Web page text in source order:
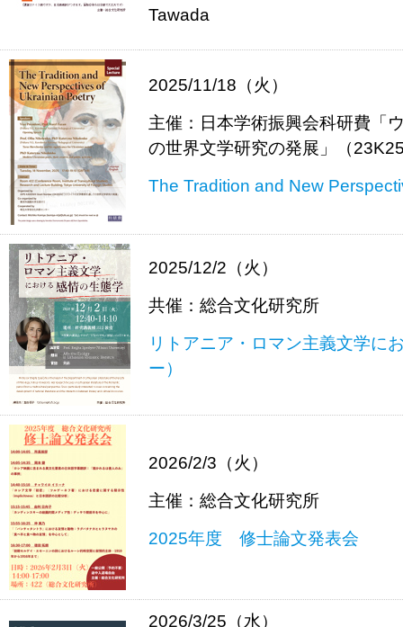
Tawada
2025/11/18（火）
主催：日本学術振興会科研費「
の世界文学研究の発展」（
The Tradition and New
2025/12/2（火）
共催：総合文化研究所
リトアニア・ロマン主義文学に
ー）
2026/2/3（火）
主催：総合文化研究所
2025年度 修士論文発表会
2026/3/25（水）